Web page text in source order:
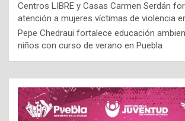
Centros LIBRE y Casas Carmen Serdán
atención a mujeres víctimas de violencia
Pepe Chedraui fortalece educación
niños con curso de verano en Puebla